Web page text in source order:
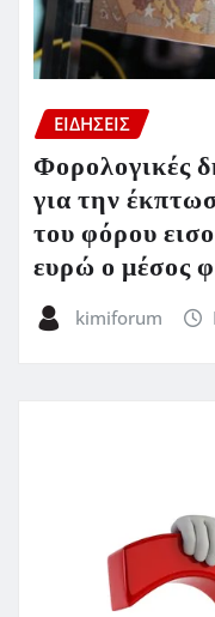
ΕΙΔΗΣΕΙΣ
Φορολογικές
για την
του φόρου
ευρώ ο μέσος
kimiforum